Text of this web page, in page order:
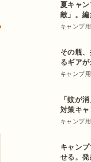
夏キャ
敵」。
キャンプ
その瓶
るギア
キャンプ
「蚊が
対策キ
キャンプ
キャン
せる。